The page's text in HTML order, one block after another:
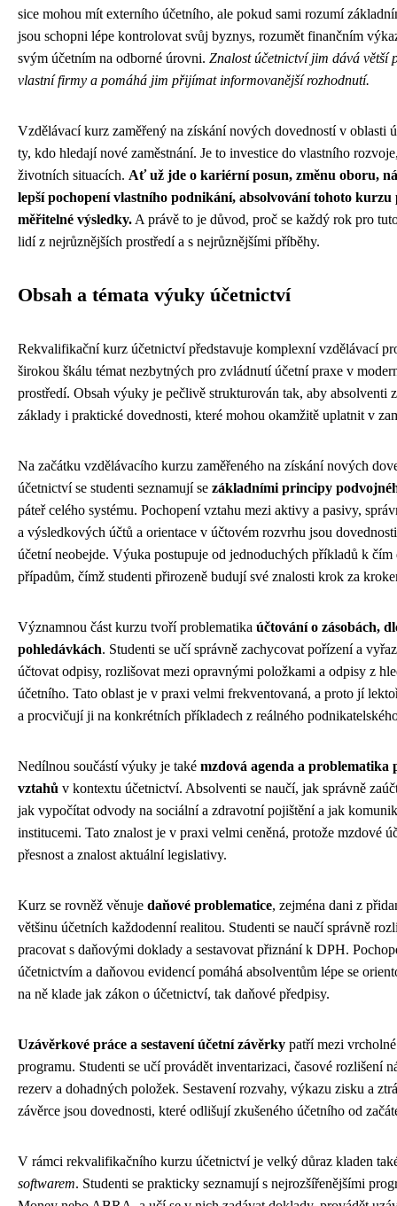
sice mohou mít externího účetního, ale pokud sami rozumí
jsou schopni lépe kontrolovat svůj byznys, rozumět finančním
svým účetním na odborné úrovni. Znalost účetnictví jim dává větší
vlastní firmy a pomáhá jim přijímat informovanější rozhodnutí.
Vzdělávací kurz zaměřený na získání nových dovedností v oblasti
ty, kdo hledají nové zaměstnání. Je to investice do vlastního
životních situacích. Ať už jde o kariérní posun, změnu oboru,
lepší pochopení vlastního podnikání, absolvování tohoto
měřitelné výsledky. A právě to je důvod, proč se každý rok pro
lidí z nejrůznějších prostředí a s nejrůznějšími příběhy.
Obsah a témata výuky účetnictví
Rekvalifikační kurz účetnictví představuje komplexní vzdělávací
širokou škálu témat nezbytných pro zvládnutí účetní praxe v
prostředí. Obsah výuky je pečlivě strukturován tak, aby absolventi
základy i praktické dovednosti, které mohou okamžitě uplatnit v
Na začátku vzdělávacího kurzu zaměřeného na získání nových
účetnictví se studenti seznamují se základními principy
páteř celého systému. Pochopení vztahu mezi aktivy a pasivy,
a výsledkových účtů a orientace v účtovém rozvrhu jsou
účetní neobejde. Výuka postupuje od jednoduchých příkladů k čím
případům, čímž studenti přirozeně budují své znalosti krok za
Významnou část kurzu tvoří problematika účtování o zásobách,
pohledávkách. Studenti se učí správně zachycovat pořízení a
účtovat odpisy, rozlišovat mezi opravnými položkami a odpisy z
účetního. Tato oblast je v praxi velmi frekventovaná, a proto jí
a procvičují ji na konkrétních příkladech z reálného
Nedílnou součástí výuky je také mzdová agenda a problematika
vztahů v kontextu účetnictví. Absolventi se naučí, jak správně
jak vypočítat odvody na sociální a zdravotní pojištění a jak
institucemi. Tato znalost je v praxi velmi ceněná, protože mzdové
přesnost a znalost aktuální legislativy.
Kurz se rovněž věnuje daňové problematice, zejména dani z
většinu účetních každodenní realitou. Studenti se naučí správně
pracovat s daňovými doklady a sestavovat přiznání k DPH.
účetnictvím a daňovou evidencí pomáhá absolventům lépe se
na ně klade jak zákon o účetnictví, tak daňové předpisy.
Uzávěrkové práce a sestavení účetní závěrky patří mezi
programu. Studenti se učí provádět inventarizaci, časové rozlišení
rezerv a dohadných položek. Sestavení rozvahy, výkazu zisku a
závěrce jsou dovednosti, které odlišují zkušeného účetního od
V rámci rekvalifikačního kurzu účetnictví je velký důraz kladen
softwarem. Studenti se prakticky seznamují s nejrozšířenějšími